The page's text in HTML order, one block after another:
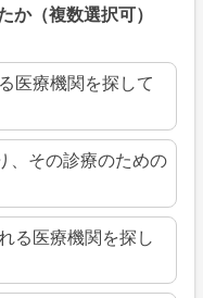
か（複数選択可）
医療機関を探して
、その診療のための
る医療機関を探し